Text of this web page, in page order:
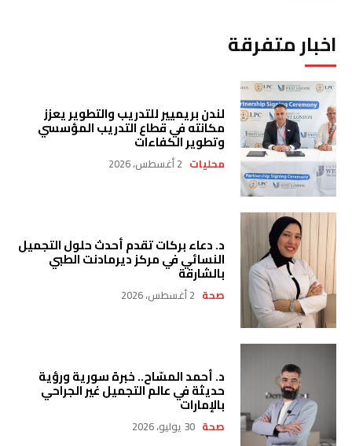
اخبار متفرقة
لندن بريميير للتدريب والتطوير يعزز
مكانته في قطاع التدريب المؤسسي
وتطوير الكفاءات
محليات 2 أغسطس، 2026
د. دعاء بركات تقدم أحدث حلول التجميل
النسائي في مركز ديرمادنت الطبي
بالشارقة
صحة 2 أغسطس، 2026
د. أحمد المسّاح.. خبرة سورية ورؤية
حديثة في عالم التجميل غير الجراحي
بالإمارات
صحة 30 يوليو، 2026